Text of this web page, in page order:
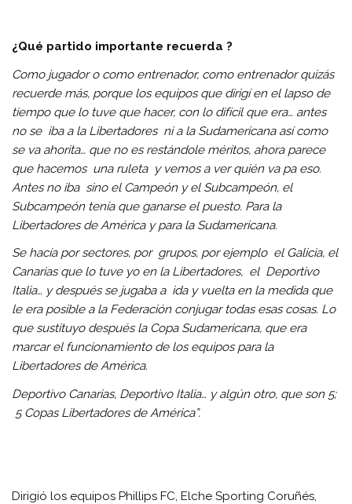
¿Qué partido importante recuerda ?
Como jugador o como entrenador, como entrenador quizás
recuerde más, porque los equipos que dirigí en el lapso de
tiempo que lo tuve que hacer, con lo difícil que era… antes
no se iba a la Libertadores ni a la Sudamericana así como
se va ahorita… que no es restándole méritos, ahora parece
que hacemos una ruleta y vemos a ver quién va pa eso.
Antes no iba sino el Campeón y el Subcampeón, el
Subcampeón tenía que ganarse el puesto. Para la
Libertadores de América y para la Sudamericana.
Se hacía por sectores, por grupos, por ejemplo el Galicia, el
Canarias que lo tuve yo en la Libertadores, el Deportivo
Italia… y después se jugaba a ida y vuelta en la medida que
le era posible a la Federación conjugar todas esas cosas. Lo
que sustituyo después la Copa Sudamericana, que era
marcar el funcionamiento de los equipos para la
Libertadores de América.
Deportivo Canarias, Deportivo Italia… y algún otro, que son 5;
5 Copas Libertadores de América”.
Dirigió los equipos Phillips FC, Elche Sporting Coruñés,